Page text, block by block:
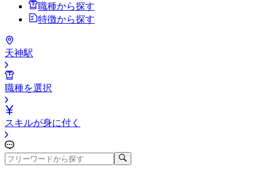
職種から探す
特徴から探す
天神駅
職種を選択
スキルが身に付く